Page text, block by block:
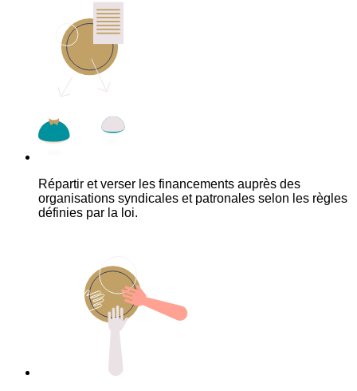
Répartir et verser les financements auprès des
organisations syndicales et patronales selon les règles
définies par la loi.